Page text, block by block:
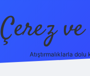
Çerez
Atıştırmalıklarla